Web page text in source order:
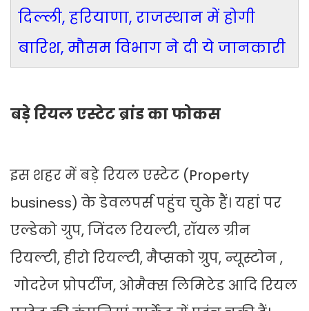
दिल्ली, हरियाणा, राजस्थान में होगी
बारिश, मौसम विभाग ने दी ये जानकारी
बड़े रियल एस्टेट ब्रांड का फोकस
इस शहर में बड़े रियल एस्टेट (Property
business) के डेवलपर्स पहुंच चुके हैं। यहां पर
एल्डेको ग्रुप, जिंदल रियल्टी, रॉयल ग्रीन
रियल्टी, हीरो रियल्टी, मैप्सको ग्रुप, न्यूस्टोन ,
गोदरेज प्रोपर्टीज, ओमैक्स लिमिटेड आदि रियल